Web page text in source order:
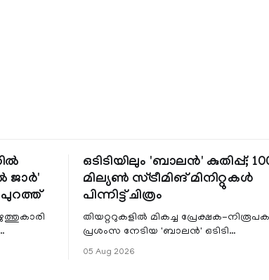
ജാർ'
ഒടിടിയിലും 'ബാലൻ' കുതിപ്പ്;
മില്യൺ സ്ട്രീമിങ് മിനിറ്റുകൾ
പിന്നിട്ട് ചിത്രം
തിയറ്ററുകളിൽ മികച്ച പ്രേക്ഷക-നിരൂപക
പ്രശംസ നേടിയ 'ബാലൻ' ഒടിടി
തുടരുന്നു. സീ5-ൽ
05 Aug 2026